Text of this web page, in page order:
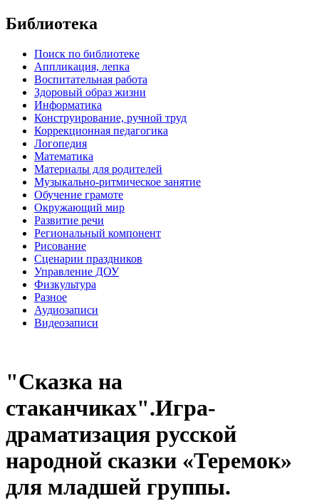
Библиотека
Поиск по библиотеке
Аппликация, лепка
Воспитательная работа
Здоровый образ жизни
Информатика
Конструирование, ручной труд
Коррекционная педагогика
Логопедия
Математика
Материалы для родителей
Музыкально-ритмическое занятие
Обучение грамоте
Окружающий мир
Развитие речи
Региональный компонент
Рисование
Сценарии праздников
Управление ДОУ
Физкультура
Разное
Аудиозаписи
Видеозаписи
"Сказка на
стаканчиках".Игра-
драматизация русской
народной сказки «Теремок»
для младшей группы.